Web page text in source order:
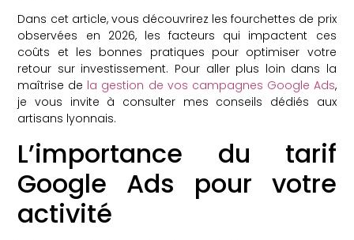
Dans cet article, vous découvrirez les fourchettes de prix
observées en 2026, les facteurs qui impactent ces
coûts et les bonnes pratiques pour optimiser votre
retour sur investissement. Pour aller plus loin dans la
maîtrise de la gestion de vos campagnes Google Ads,
je vous invite à consulter mes conseils dédiés aux
artisans lyonnais.
L’importance du tarif
Google Ads pour votre
activité